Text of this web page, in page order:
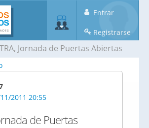
Entrar
Registrarse
Jornada de Puertas Abiertas
2011 20:55
de Puertas